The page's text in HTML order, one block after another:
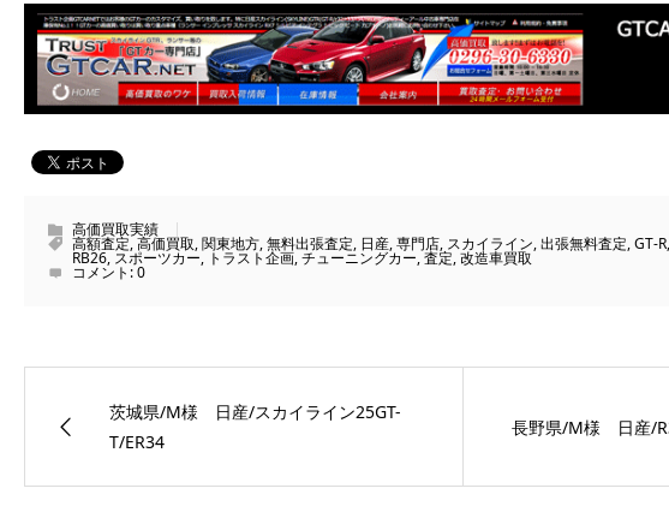
高価買取実績
高額査定,高価買取,関東地方,無料出張査定, 日産,専門店, スカイライン,出張無料査定,GT-R,
RB26, スポーツカー, トラスト企画,チューニングカー,査定,改造車買取
コメント:0
茨城県/M様 日産/スカイライン25GT-
T/ER34
長野県/M様 日産/